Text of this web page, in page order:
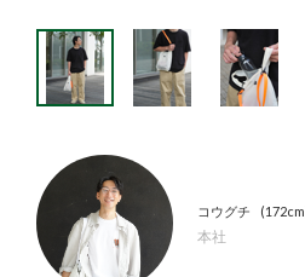
コウグチ
本社
172cm